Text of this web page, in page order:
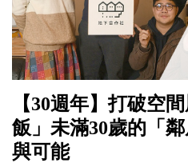
【30週年】打破空
飯」未滿30歲的「
與可能